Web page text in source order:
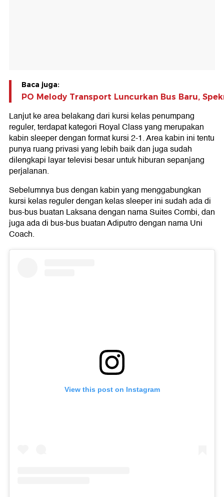
Baca juga:
PO Melody Transport Luncurkan Bus Baru,
Lanjut ke area belakang dari kursi kelas penumpang
reguler, terdapat kategori Royal Class yang merupakan
kabin sleeper dengan format kursi 2-1. Area kabin ini tentu
punya ruang privasi yang lebih baik dan juga sudah
dilengkapi layar televisi besar untuk hiburan sepanjang
perjalanan.
Sebelumnya bus dengan kabin yang menggabungkan
kursi kelas reguler dengan kelas sleeper ini sudah ada di
bus-bus buatan Laksana dengan nama Suites Combi, dan
juga ada di bus-bus buatan Adiputro dengan nama Uni
Coach.
View this post on Instagram